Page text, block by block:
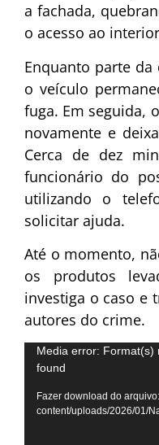
a fachada,
o acesso ao
Enquanto parte
o veículo
fuga. Em seguida,
novamente e
Cerca de dez
funcionário do
utilizando o
solicitar ajuda.
Até o momento,
os produtos
investiga o caso e
autores do crime.
Tocador
de
vídeo
Media error: Format(s)
found
Fazer download do
content/uploads/2026/01/